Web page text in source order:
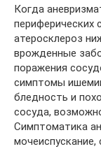
Когда
периферических
атеросклероз
врожденные
поражения
симптомы
бледность и
сосуда,
Симптоматика
мочеиспускание,